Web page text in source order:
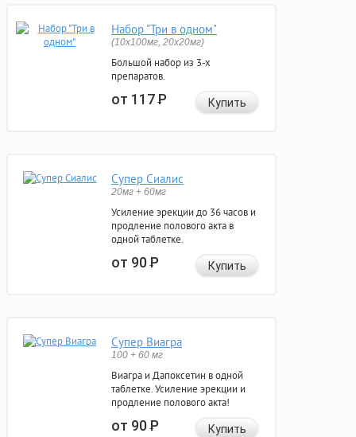
Набор "Три в одном"
(10x100мг, 20x20мг)
Большой набор из 3-х
препаратов.
от 117Р Купить
Супер Сиалис
20мг + 60мг
Усиление эрекции до 36 часов и
продление полового акта в
одной таблетке.
от 90Р Купить
Супер Виагра
100 + 60 мг
Виагра и Дапоксетин в одной
таблетке. Усиление эрекции и
продление полового акта!
от 90Р Купить